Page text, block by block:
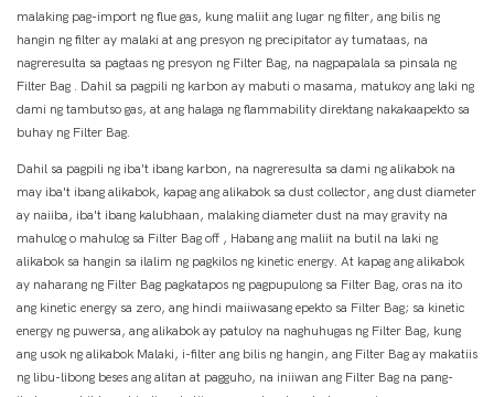
malaking pag-import ng flue gas, kung maliit ang lugar ng filter, ang bilis ng
hangin ng filter ay malaki at ang presyon ng precipitator ay tumataas, na
nagreresulta sa pagtaas ng presyon ng Filter Bag, na nagpapalala sa pinsala ng
Filter Bag . Dahil sa pagpili ng karbon ay mabuti o masama, matukoy ang laki ng
dami ng tambutso gas, at ang halaga ng flammability direktang nakakaapekto sa
buhay ng Filter Bag.
Dahil sa pagpili ng iba't ibang karbon, na nagreresulta sa dami ng alikabok na
may iba't ibang alikabok, kapag ang alikabok sa dust collector, ang dust diameter
ay naiiba, iba't ibang kalubhaan, malaking diameter dust na may gravity na
mahulog o mahulog sa Filter Bag off , Habang ang maliit na butil na laki ng
alikabok sa hangin sa ilalim ng pagkilos ng kinetic energy. At kapag ang alikabok
ay naharang ng Filter Bag pagkatapos ng pagpupulong sa Filter Bag, oras na ito
ang kinetic energy sa zero, ang hindi maiiwasang epekto sa Filter Bag; sa kinetic
energy ng puwersa, ang alikabok ay patuloy na naghuhugas ng Filter Bag, kung
ang usok ng alikabok Malaki, i-filter ang bilis ng hangin, ang Filter Bag ay makatiis
ng libu-libong beses ang alitan at pagguho, na iniiwan ang Filter Bag na pang-